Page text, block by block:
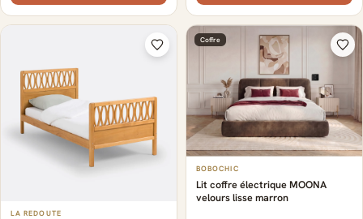
LA REDOUTE
Coffre
BOBOCHIC
Lit coffre électrique MOONA
velours lisse marron